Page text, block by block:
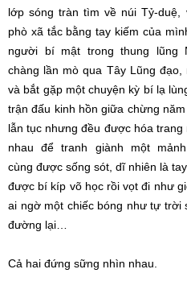
lớp sóng tràn tìm về núi Tỷ-duệ,
phò xã tắc bằng tay kiếm của
người bí mật trong thung lũng
chàng lần mò qua Tây Lũng
và bắt gặp một chuyện kỳ bí lạ
trận đấu kinh hồn giữa chừng
lẫn tục nhưng đều được hóa trang
nhau đểtranh giành một
cùng được sống sót dĩ nhiên là tay
được bí kíp võ học rồi vọt đi như
ai ngờ một chiếc bóng như tự trời
đường lại…
Cả hai đứng sững nhìn nhau.